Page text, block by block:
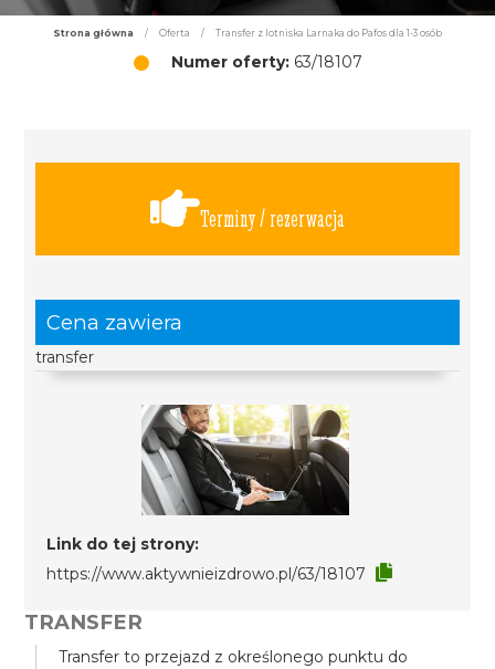
Strona główna / Oferta / Transfer z lotniska Larnaka do Pafos dla 1-3 osób
Numer oferty:63/18107
Terminy / rezerwacja
Cena zawiera
transfer
Link do tej strony:
https://www.aktywnieizdrowo.pl/63/18107
TRANSFER
Transfer to przejazd z określonego punktu do